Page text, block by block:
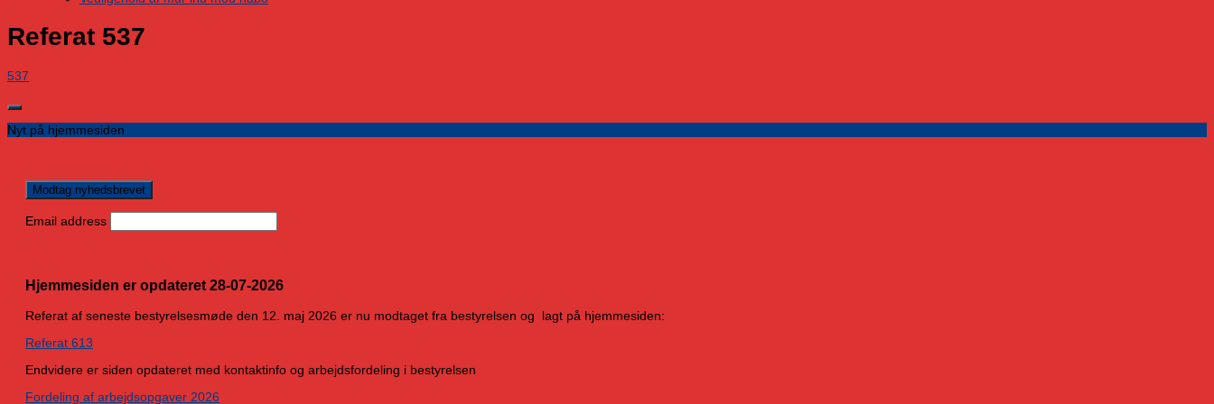
Referat 537
537
Nyt på hjemmesiden
Email address
Hjemmesiden er opdateret 28-07-2026
Referat af seneste bestyrelsesmøde den 12. maj 2026 er nu modtaget fra bestyrelsen og lagt på hjemmesiden:
Referat 613
Endvidere er siden opdateret med kontaktinfo og arbejdsfordeling i bestyrelsen
Fordeling af arbejdsopgaver 2026